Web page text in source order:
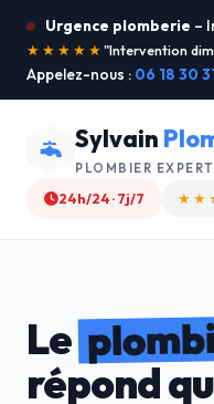
Urgence plomberie –
★★★★★"Je recommande
Appelez-nous : 06 18 30
Sylvain
PLOMBIER
24h/24 · 7j/7
Le
répond